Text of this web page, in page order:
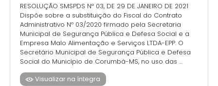
RESOLUÇÃO SMSPDS Nº 03, DE 29 DE JANEIRO DE 2021
Dispõe sobre a substituição do Fiscal do Contrato
Administrativo Nº 03/2020 firmado pela Secretaria
Municipal de Segurança Pública e Defesa Social e a
Empresa Malo Alimentação e Serviços LTDA-EPP. O
Secretário Municipal de Segurança Pública e Defesa
Social do Município de Corumbá-MS, no uso das ...
Visualizar na íntegra